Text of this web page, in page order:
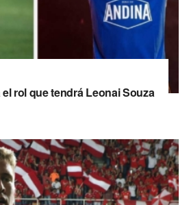
rol que tendrá Leonai Souza